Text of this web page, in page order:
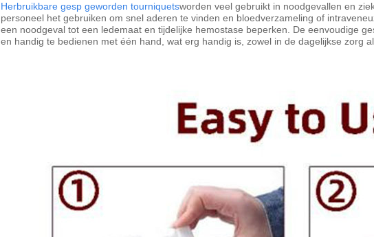
Herbruikbare gesp geworden tourniquetsworden veel gebruikt in noodgevallen en
personeel het gebruiken om snel aderen te vinden en bloedverzameling of
een noodgeval tot een ledemaat en tijdelijke hemostase beperken. De eenvoudige
en handig te bedienen met één hand, wat erg handig is, zowel in de dagelijkse zorg